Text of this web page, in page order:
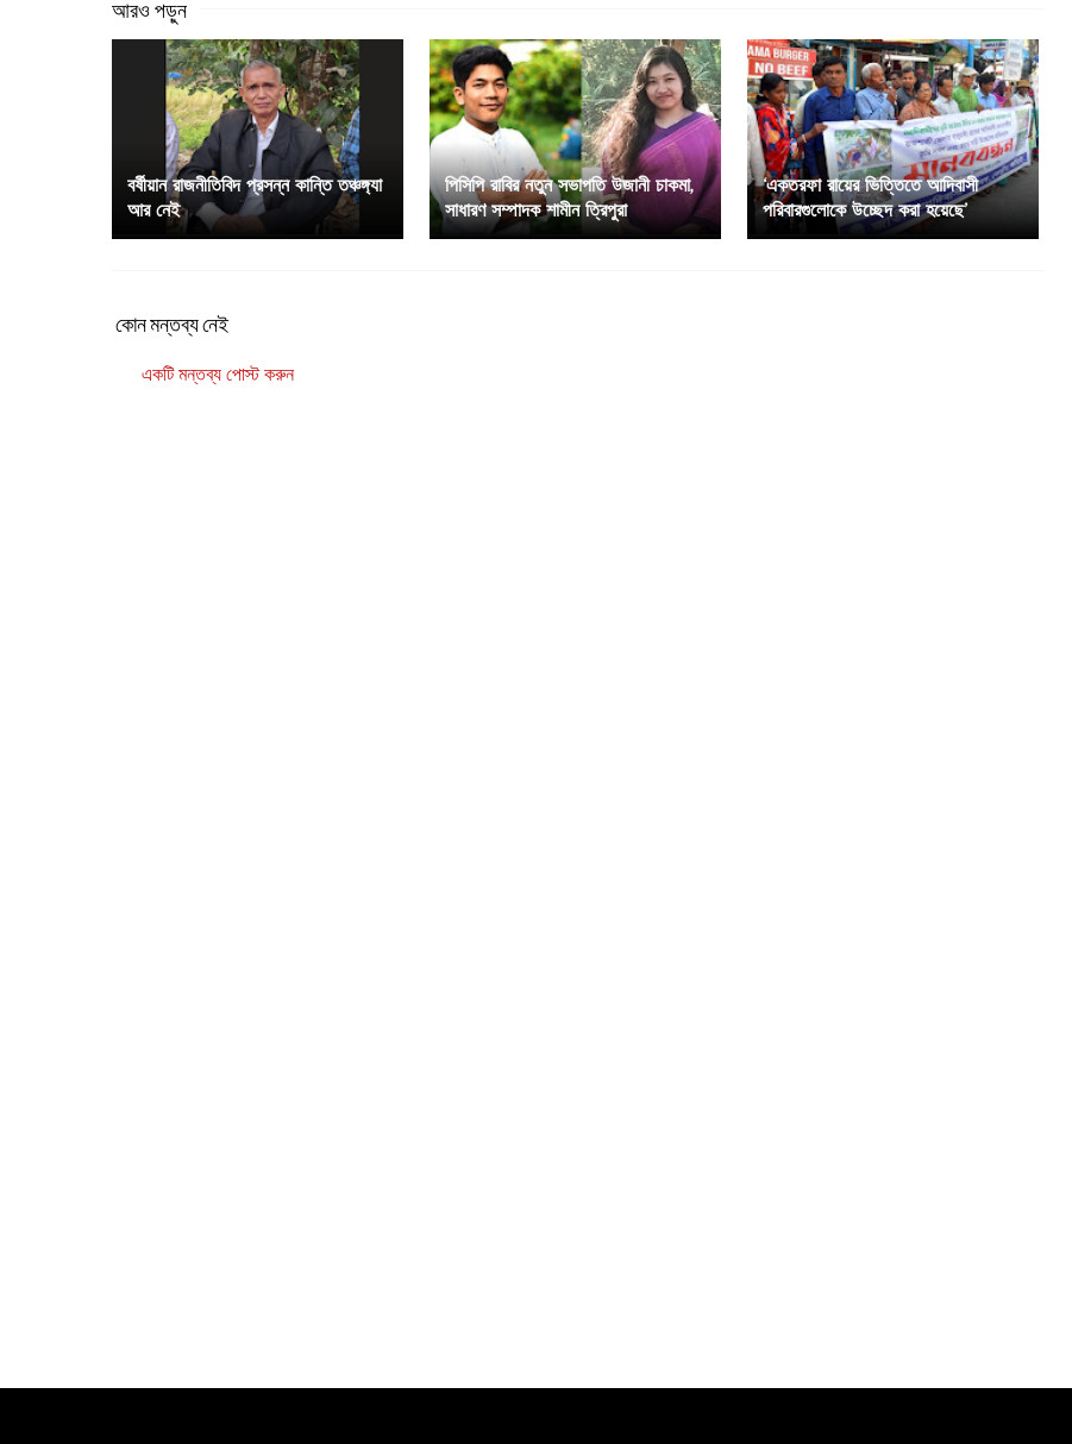
বর্ষীয়ান রাজনীতিবিদ প্রসন্ন কান্তি তঞ্চঙ্গ্যা
আর নেই
পিসিপি রাবির নতুন সভাপতি উজানী চাকমা,
সাধারণ সম্পাদক শামীন ত্রিপুরা
‘একতরফা রায়ের ভিত্তিতে আদিবাসী
পরিবারগুলোকে উচ্ছেদ করা হয়েছে’
কোন মন্তব্য নেই
একটি মন্তব্য পোস্ট করুন